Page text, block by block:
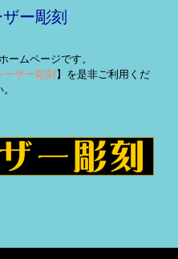
ー彫刻
ームページです。
ーザー彫刻 】を是非ご利用くだ